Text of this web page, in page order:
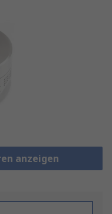
anzeigen